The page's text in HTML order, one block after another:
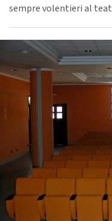
sempre volentieri al